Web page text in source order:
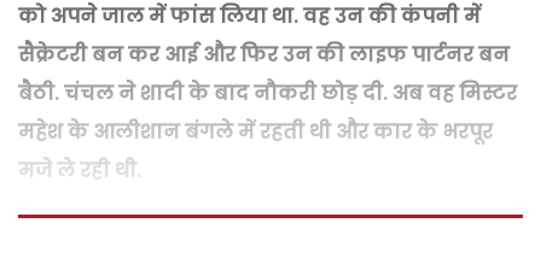
को अपने जाल में फांस लिया था. वह उन की कंपनी में
सैक्रेटरी बन कर आई और फिर उन की लाइफ पार्टनर बन
बैठी. चंचल ने शादी के बाद नौकरी छोड़ दी. अब वह मिस्टर
महेश के आलीशान बंगले में रहती थी और कार के भरपूर
मजे ले रही थी.